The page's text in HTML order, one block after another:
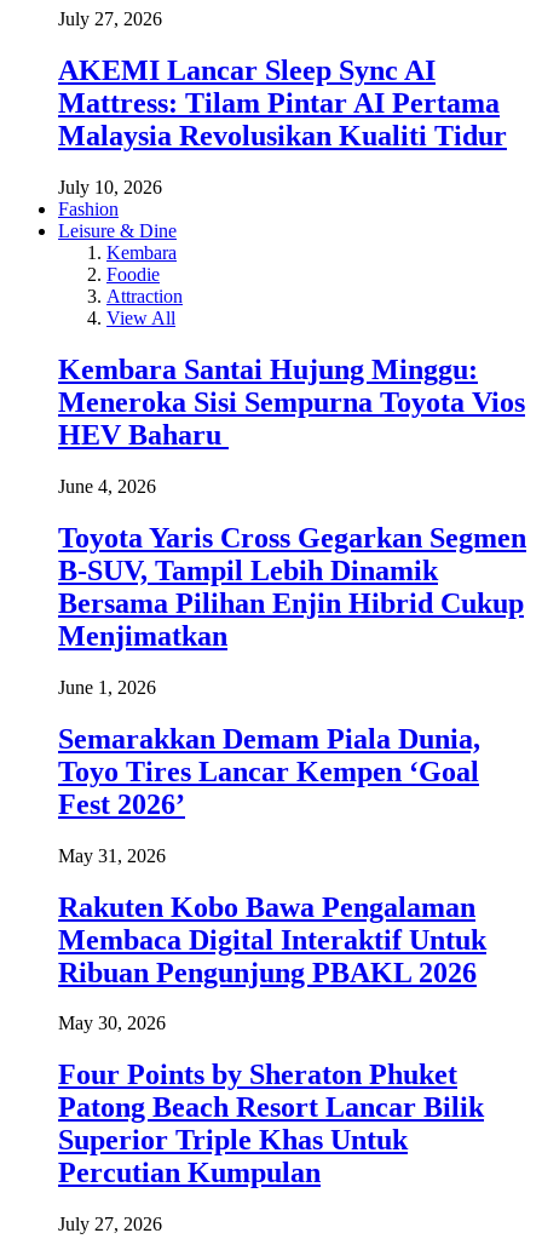
July 27, 2026
AKEMI Lancar Sleep Sync AI
Mattress: Tilam Pintar AI Pertama
Malaysia Revolusikan Kualiti Tidur
July 10, 2026
Fashion
Leisure & Dine
Kembara
Foodie
Attraction
View All
Kembara Santai Hujung Minggu:
Meneroka Sisi Sempurna Toyota Vios
HEV Baharu
June 4, 2026
Toyota Yaris Cross Gegarkan Segmen
B-SUV, Tampil Lebih Dinamik
Bersama Pilihan Enjin Hibrid Cukup
Menjimatkan
June 1, 2026
Semarakkan Demam Piala Dunia,
Toyo Tires Lancar Kempen ‘Goal
Fest 2026’
May 31, 2026
Rakuten Kobo Bawa Pengalaman
Membaca Digital Interaktif Untuk
Ribuan Pengunjung PBAKL 2026
May 30, 2026
Four Points by Sheraton Phuket
Patong Beach Resort Lancar Bilik
Superior Triple Khas Untuk
Percutian Kumpulan
July 27, 2026